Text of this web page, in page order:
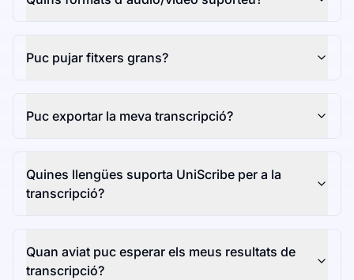
Puc pujar fitxers grans?
Puc exportar la meva transcripció?
Quines llengües suporta UniScribe per a la
transcripció?
Quan aviat puc esperar els meus resultats de
transcripció?